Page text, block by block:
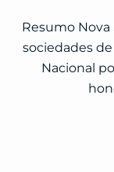
Resumo
sociedades
Nacional